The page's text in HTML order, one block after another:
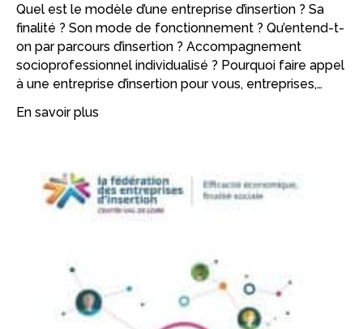
Quel est le modèle d’une entreprise d’insertion ? Sa
finalité ? Son mode de fonctionnement ? Qu’entend-t-
on par parcours d’insertion ? Accompagnement
socioprofessionnel individualisé ? Pourquoi faire appel
à une entreprise d’insertion pour vous, entreprises,…
En savoir plus